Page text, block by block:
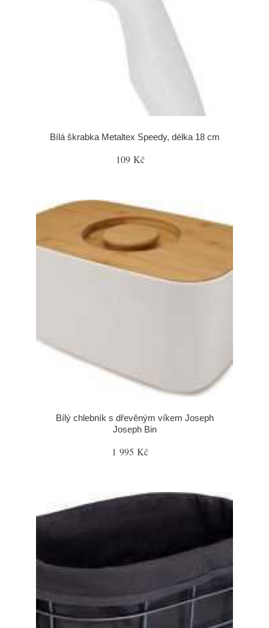
Bílá škrabka Metaltex Speedy, délka 18 cm
109 Kč
Bílý chlebník s dřevěným víkem Joseph
Joseph Bin
1 995 Kč